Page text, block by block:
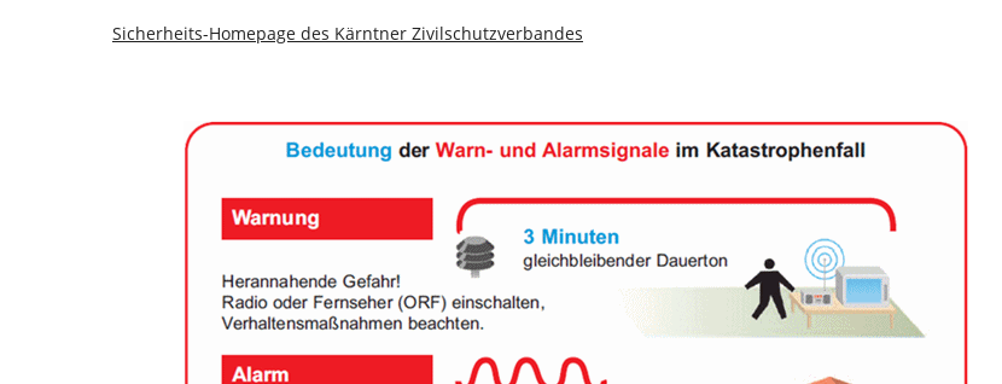
Sicherheits-Homepage des Kärntner Zivilschutzverbandes